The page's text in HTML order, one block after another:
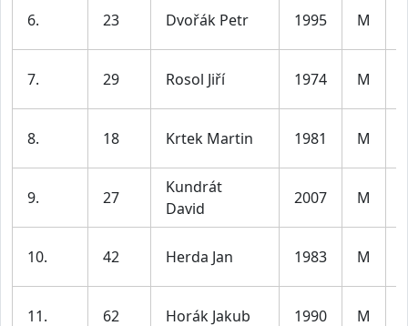
6. 23 Dvořák Petr 1995 M
7. 29 Rosol Jiří 1974 M
8. 18 Krtek Martin 1981 M
9. 27
Kundrát
David
2007 M
10. 42 Herda Jan 1983 M
11. 62 Horák Jakub 1990 M